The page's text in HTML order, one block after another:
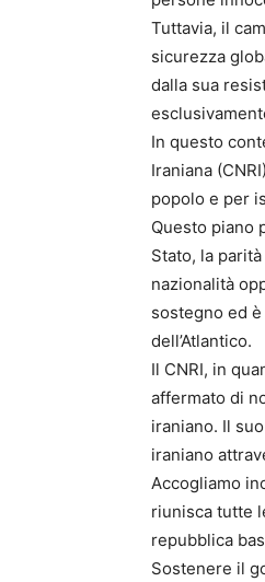
Tuttavia, il
sicurezza
dalla sua
In questo
Iraniana
popolo e per
Questo piano
Stato, la
nazionalità
sostegno ed
dell’Atlantico.
Il CNRI, in
affermato di
iraniano. Il
iraniano
Accogliamo
riunisca tutte
repubblica
Sostenere il